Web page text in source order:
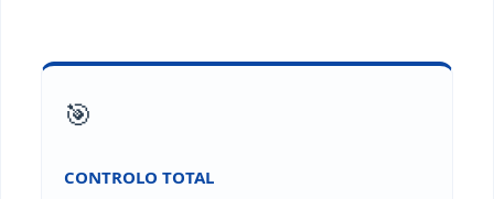
🎯
CONTROLO TOTAL